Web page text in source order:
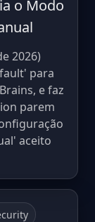
o Modo
2026)
para
e faz
parem
aceito